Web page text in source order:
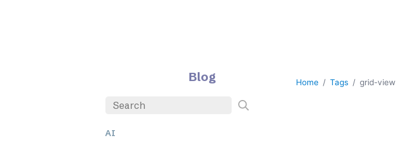
Blog
AI
Home Tags grid-view